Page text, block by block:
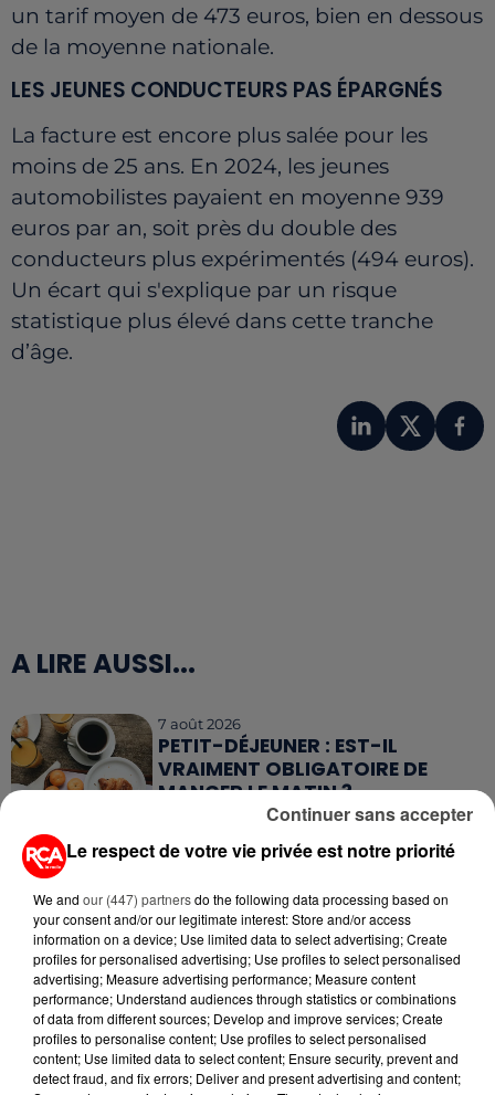
un tarif moyen de 473 euros, bien en dessous
de la moyenne nationale.
LES JEUNES CONDUCTEURS PAS ÉPARGNÉS
La facture est encore plus salée pour les
moins de 25 ans. En 2024, les jeunes
automobilistes payaient en moyenne 939
euros par an, soit près du double des
conducteurs plus expérimentés (494 euros).
Un écart qui s'explique par un risque
statistique plus élevé dans cette tranche
d’âge.
A LIRE AUSSI...
7 août 2026
PETIT-DÉJEUNER : EST-IL
VRAIMENT OBLIGATOIRE DE
MANGER LE MATIN ?
7 août 2026
WEEK-END ROUGE SUR LES
PRÉPARE À UN...
6 août 2026
MÉGOTS ET FEUX DE FORÊT : LES
INDUSTRIELS DU TABAC BIENTÔT
TAXÉS...
6 août 2026
Le respect de votre vie privée est notre priorité
We and our (447) partnersdo the following data processing based on
your consent and/or our legitimate interest: Store and/or access
information on a device; Use limited data to select advertising; Create
profiles for personalised advertising; Use profiles to select personalised
advertising; Measure advertising performance; Measure content
performance; Understand audiences through statistics or combinations
of data from different sources; Develop and improve services; Create
profiles to personalise content; Use profiles to select personalised
content; Use limited data to select content; Ensure security, prevent and
detect fraud, and fix errors; Deliver and present advertising and content;
Continuer sans accepter